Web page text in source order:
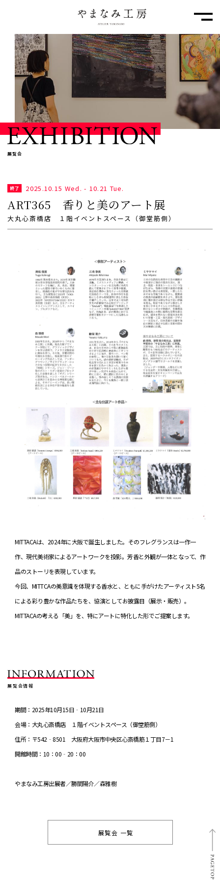
メ
展覧会
終了 2025.10.15 Wed. - 10.21 Tue.
ART365 香りと美のアート展
大丸心斎橋店 １階イベントスペース（御堂筋側）
MITTACAは、2024年に大阪で誕生しました。そのフレグランスは一作一
作、現代美術家によるアートワークを投影。芳香と外観が一体となって、作
品のストーリを表現しています。
今回、MITTCAの美意識を体現する香水と、ともに手がけたアーティスト5名
による彩り豊かな作品たちを、協演としてお披露目（展示・販売）。
MITTACAの考える「美」を、特にアートに特化した形でご提案します。
展覧会情報
期間：2025年10月15日‐10月21日
会場：大丸心斎橋店 １階イベントスペース（御堂筋側）
住所：〒542‐8501 大阪府大阪市中央区心斎橋筋１丁目7－1
開館時間：10：00‐20：00
やまなみ工房出展者／勝間陽介／森雅樹
展覧会 一覧